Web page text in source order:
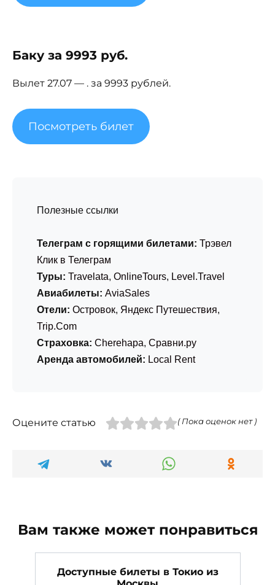
Баку за 9993 руб.
Вылет 27.07 — . за 9993 рублей.
Посмотреть билет
Полезные ссылки
Телеграм с горящими билетами: Трэвел
Клик в Телеграм
Туры: Travelata, OnlineTours, Level.Travel
Авиабилеты: AviaSales
Отели: Островок, Яндекс Путешествия,
Trip.Com
Страховка: Cherehapa, Сравни.ру
Аренда автомобилей: Local Rent
Оцените статью ( Пока оценок нет )
Вам также может понравиться
Доступные билеты в Токио из